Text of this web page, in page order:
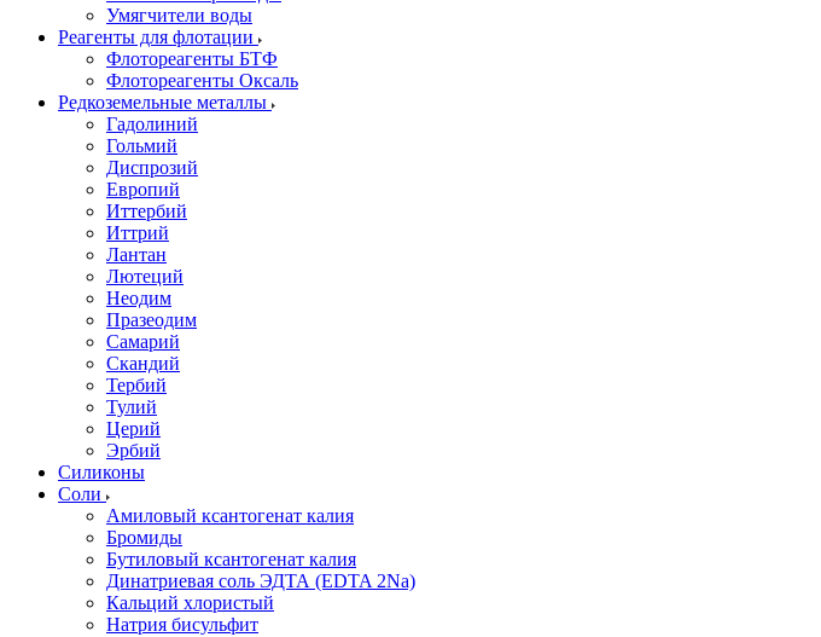
Умягчители воды
Реагенты для флотации
Флотореагенты БТФ
Флотореагенты Оксаль
Редкоземельные металлы
Гадолиний
Гольмий
Диспрозий
Европий
Иттербий
Иттрий
Лантан
Лютеций
Неодим
Празеодим
Самарий
Скандий
Тербий
Тулий
Церий
Эрбий
Силиконы
Соли
Амиловый ксантогенат калия
Бромиды
Бутиловый ксантогенат калия
Динатриевая соль ЭДТА (EDTA 2Na)
Кальций хлористый
Натрия бисульфит